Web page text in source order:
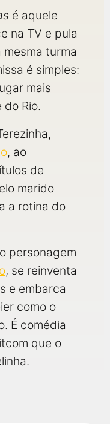
é aquele
na TV e pula
turma
é simples:
mais
Rio.
, ao
de
marido
a rotina do
personagem
, se reinventa
e embarca
como o
É comédia
que o
assistir aos